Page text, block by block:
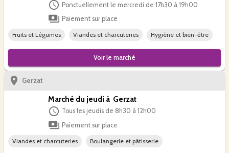
Ponctuellement le mercredi de 17h30 à 19h00
Paiement sur place
Fruits et Légumes Viandes et charcuteries Hygiène et bien-être
Voir le marché
Gerzat
Marché du jeudi à Gerzat
Tous les jeudis de 8h30 à 12h00
Paiement sur place
Viandes et charcuteries Boulangerie et pâtisserie